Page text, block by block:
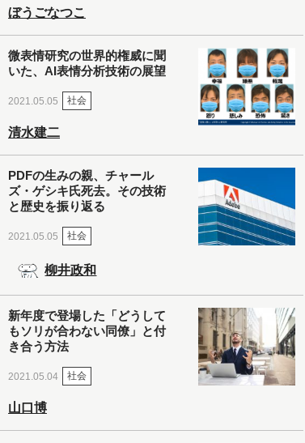
ぼうごなつこ
微表情研究の世界的権威に聞
いた、AI表情分析技術の展望
2021.05.05 社会
清水建二
PDFの生みの親、チャール
ズ・ゲシキ氏死去。その技術
と歴史を振り返る
2021.05.05 社会
柳井政和
新年度で登場した「どうして
もソリが合わない同僚」と付
き合う方法
2021.05.04 社会
山口博